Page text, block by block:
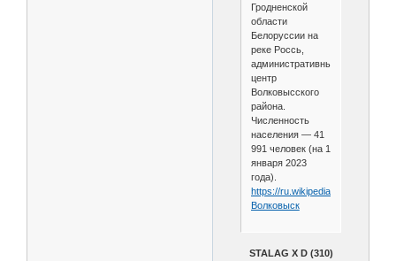
Гродненской
области
Белоруссии на
реке Россь,
административный
центр
Волковысского
района.
Численность
населения — 41
991 человек (на 1
января 2023
года).
https://ru.wikipedia.org/wiki/
Волковыск
STALAG X D (310)